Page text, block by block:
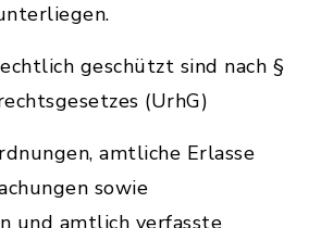
geschützt sind nach §
(UrhG)
amtliche Erlasse
sowie
und amtlich verfasste